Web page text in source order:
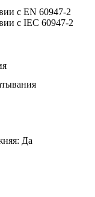
с EN 60947-2
с IEC 60947-2
Да